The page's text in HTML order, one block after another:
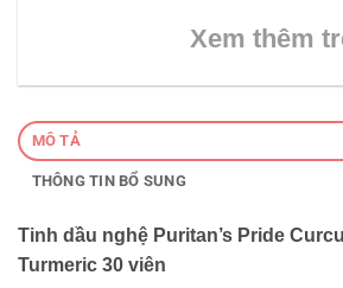
Xem thêm
MÔ TẢ
THÔNG TIN BỔ SUNG
Tinh dầu nghệ Puritan’s Pride
Turmeric 30 viên